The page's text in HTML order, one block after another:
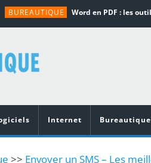
BUREAUTIQUE
TUTORIALS
MATÉRIEL
Internet Bureautique
>> Envoyer un SMS – Les